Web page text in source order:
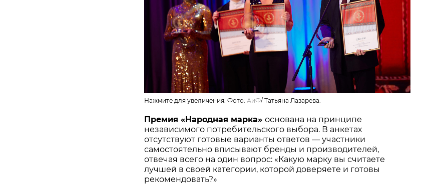
Нажмите для увеличения. Фото: АиФ/ Татьяна Лазарева.
Премия «Народная марка» основана на принципе
независимого потребительского выбора. В анкетах
отсутствуют готовые варианты ответов — участники
самостоятельно вписывают бренды и производителей,
отвечая всего на один вопрос: «Какую марку вы считаете
лучшей в своей категории, которой доверяете и готовы
рекомендовать?»